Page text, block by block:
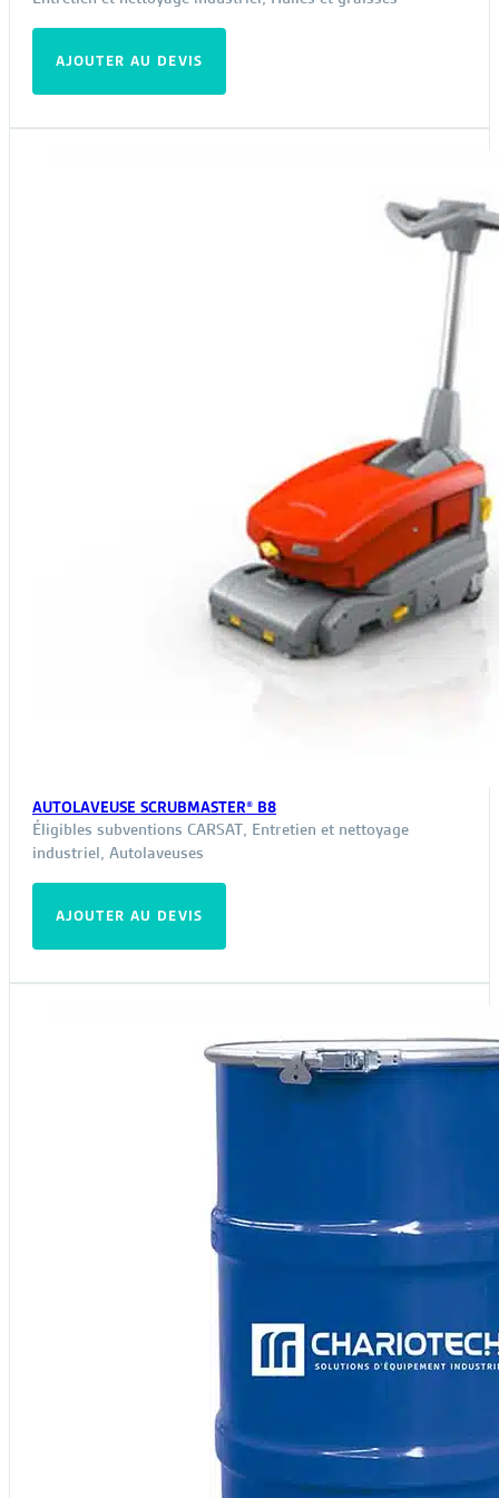
AJOUTER AU DEVIS
AUTOLAVEUSE SCRUBMASTER® B8
Éligibles subventions CARSAT, Entretien et nettoyage
industriel, Autolaveuses
AJOUTER AU DEVIS